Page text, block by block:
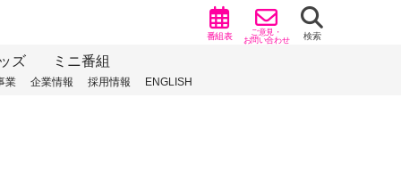
番組表 ご意見・
お問い合わせ 検索
ズ ミニ番組
業 企業情報 採用情報 ENGLISH